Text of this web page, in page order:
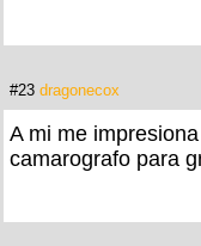
#23 dragonecox
A mi me
camarografo para